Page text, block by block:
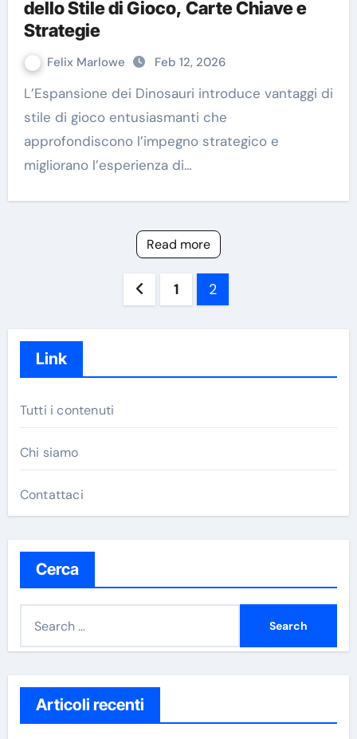
dello Stile di Gioco, Carte Chiave e
Strategie
Felix Marlowe Feb 12, 2026
L’Espansione dei Dinosauri introduce vantaggi di
stile di gioco entusiasmanti che
approfondiscono l’impegno strategico e
migliorano l’esperienza di…
Read more
1 2
Link
Tutti i contenuti
Chi siamo
Contattaci
Cerca
h
Articoli recenti